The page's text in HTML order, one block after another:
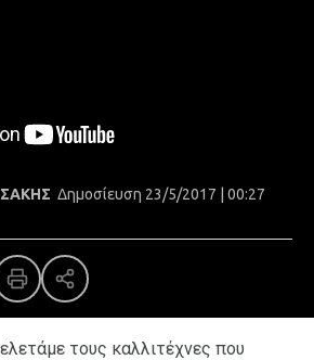
Δημοσίευση 23/5/2017 | 00:27
τους καλλιτέχνες που